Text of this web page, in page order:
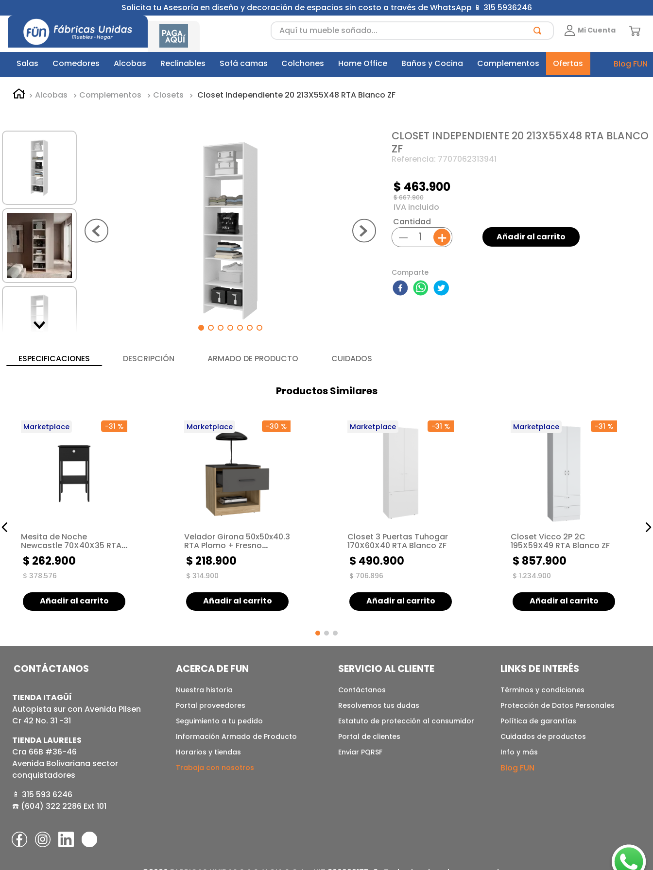
Solicita tu Asesoría en diseño y decoración de espacios sin costo a través de WhatsApp 📱 315 5936246
Aquí tu mueble soñado...
Mi Cuenta
Salas Comedores Alcobas Reclinables Sofá camas Colchones Home Office Baños y Cocina Complementos Ofertas Blog FUN
Alcobas Complementos Closets Closet Independiente 20 213X55X48 RTA Blanco ZF
CLOSET INDEPENDIENTE 20 213X55X48 RTA BLANCO
ZF
Referencia: 7707062313941
$667.900
$ 463.900
Cantidad
＋
－ Añadir al carrito
Comparte
ESPECIFICACIONES DESCRIPCIÓN ARMADO DE PRODUCTO CUIDADOS
Productos Similares
Marketplace -31 %
Mesita de Noche
Newcastle 70X40X35 RTA
Wengue ZF
$ 378.576
$ 262.900
Añadir al carrito
Marketplace -30 %
Velador Girona 50x50x40.3
RTA Plomo + Fresno
Europeo
$ 314.900
$ 218.900
Añadir al carrito
Marketplace -31 %
Closet 3 Puertas Tuhogar
170X60X40 RTA Blanco ZF
$ 706.896
$ 490.900
Añadir al carrito
Marketplace -31 %
Closet Vicco 2P 2C
195X59X49 RTA Blanco ZF
$ 1.234.900
$ 857.900
Añadir al carrito
CONTÁCTANOS
TIENDA ITAGÜÍ
Autopista sur con Avenida Pilsen
Cr 42 No. 31 -31
TIENDA LAURELES
Cra 66B #36-46
Avenida Bolivariana sector
conquistadores
📱 315 593 6246
☎️ (604) 322 2286 Ext 101
ACERCA DE FUN
Nuestra historia
Portal proveedores
Seguimiento a tu pedido
Información Armado de Producto
Horarios y tiendas
Trabaja con nosotros
SERVICIO AL CLIENTE
Contáctanos
Resolvemos tus dudas
Estatuto de protección al consumidor
Portal de clientes
Enviar PQRSF
LINKS DE INTERÉS
Términos y condiciones
Protección de Datos Personales
Política de garantías
Cuidados de productos
Info y más
Blog FUN